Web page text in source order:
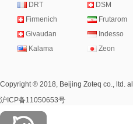
DRT
DSM
Firmenich
Frutarom
Givaudan
Indesso
Kalama
Zeon
Copyright ® 2018, Beijing Zoteq co., ltd.
沪ICP备11050653号